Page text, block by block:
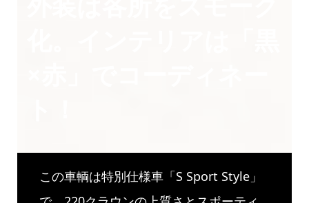
この車輌は特別仕様車「S Sport Style」